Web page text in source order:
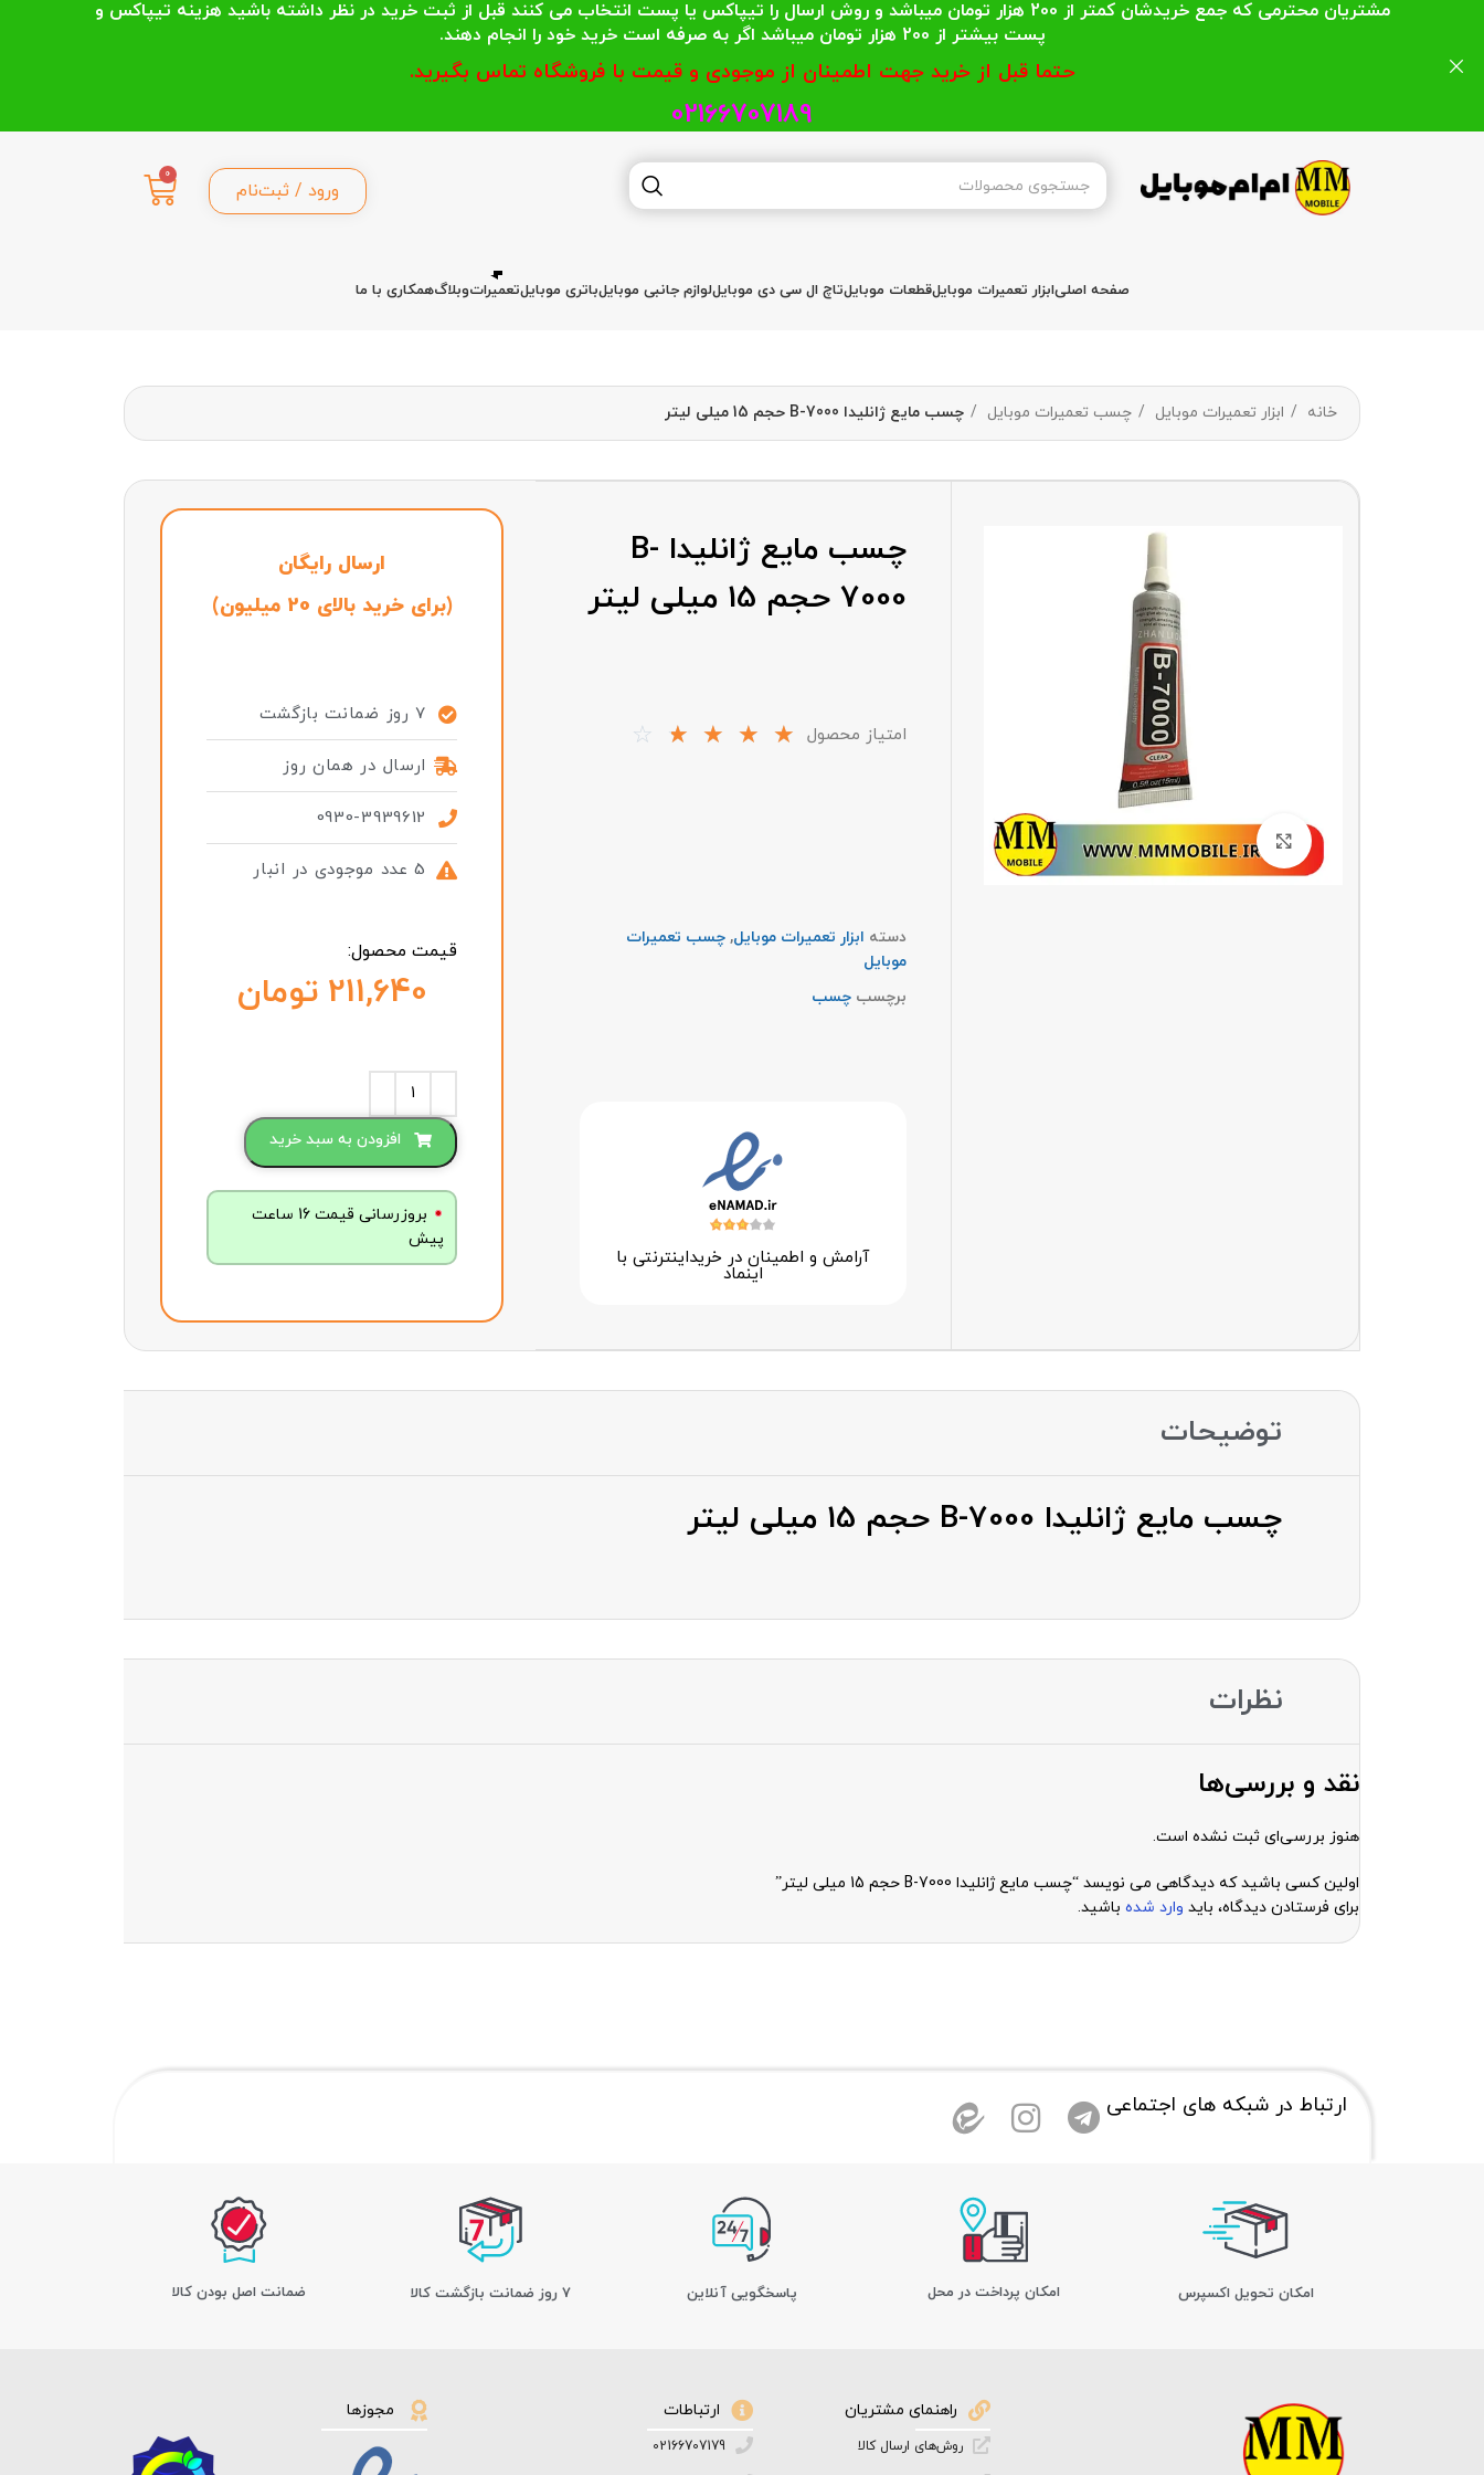
ورود / ثبت‌نام
0
صفحه اصلیابزار تعمیرات موبایلقطعات موبایلتاچ ال سی دی موبایللوازم جانبی موبایلباتری موبایلتعمیراتوبلاگهمکاری با ما
خانه ابزار تعمیرات موبایل چسب تعمیرات موبایل چسب مایع ژانلیدا B-7000 حجم 15 میلی لیتر
بزرگنمایی تصویر
چسب مایع ژانلیدا B-
7000 حجم 15 میلی لیتر
امتیاز محصول ☆
☆
☆
☆
☆
دسته ابزار تعمیرات موبایل,چسب تعمیرات
موبایل
برچسب چسب
آرامش و اطمینان در خرید‌اینترنتی با
اینماد
ارسال رایگان
(برای خرید بالای 20 میلیون)
7 روز ضمانت بازگشت
ارسال در همان روز
0930-3939612
5 عدد موجودی در انبار
قیمت محصول:
تومان
افزودن به سبد خرید
بروزرسانی قیمت 16 ساعت
پیش
توضیحات
چسب مایع ژانلیدا B-7000 حجم 15 میلی لیتر
نظرات
نقد و بررسی‌ها
هنوز بررسی‌ای ثبت نشده است.
اولین کسی باشید که دیدگاهی می نویسد “چسب مایع ژانلیدا B-7000 حجم 15 میلی لیتر”
برای فرستادن دیدگاه، باید وارد شده باشید.
ارتباط در شبکه های اجتماعی
اﻣﮑﺎن ﺗﺤﻮﯾﻞ اﮐﺴﭙﺮس امکان پرداخت در محل پاسخگویی آنلاین 7 روز ضمانت بازگشت کالا ﺿﻤﺎﻧﺖ اﺻﻞ ﺑﻮدن ﮐﺎﻟﺎ
راهنمای مشتریان
روش‌های ارسال کالا
ارتباطات
02166707179
مجوزها
مشتریان محترمی که جمع خریدشان کمتر از 200 هزار تومان میباشد و روش ارسال را تیپاکس یا پست انتخاب می کنند قبل از ثبت خرید در نظر داشته باشید هزینه تیپاکس و
پست بیشتر از 200 هزار تومان میباشد اگر به صرفه است خرید خود را انجام دهند.
حتما قبل از خرید جهت اطمینان از موجودی و قیمت با فروشگاه تماس بگیرید.
02166707189